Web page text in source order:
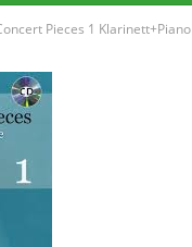
Pieces 1 Klarinett+Piano